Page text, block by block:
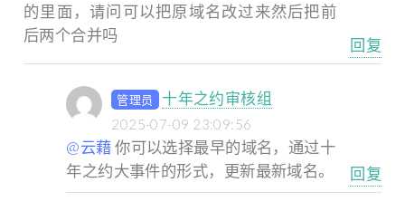
的里面，请问可以把原域名改过来然后把前
后两个合并吗
回复
管理员 十年之约审核组
2025-07-09 23:09:56
@云藉你可以选择最早的域名，通过十
年之约大事件的形式，更新最新域名。
回复